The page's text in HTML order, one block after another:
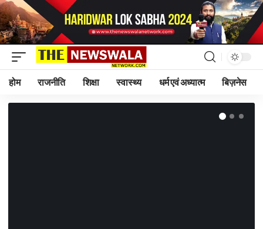
होम राजनीति शिक्षा स्वास्थ्य धर्म एवं अध्यात्म बिज़नेस